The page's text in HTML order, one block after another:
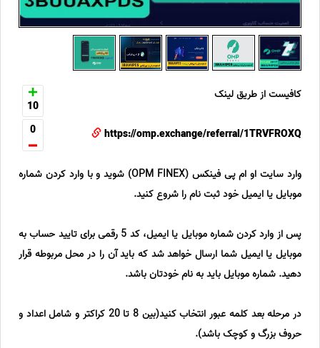
10
0
کافیست از طریق لینک
https://omp.exchange/referral/1TRVFROXQ
وارد سایت او ام پی فینکس (OPM FINEX) شوید و با وارد کردن شماره
موبایل یا ایمیل خود ثبت نام را شروع کنید.
پس از وارد کردن شماره موبایل یا ایمیل، کد 5 رقمی برای تایید حساب به
موبایل یا ایمیل شما ارسال خواهد شد که باید آن را در محل مربوطه قرار
دهید. شماره موبایل باید به نام خودتان باشد.
در مرحله بعد کلمه عبور انتخاب کنید(بین 8 تا 20 کراکتر و شامل اعداد و
حروف بزرگ و کوچک باشد).